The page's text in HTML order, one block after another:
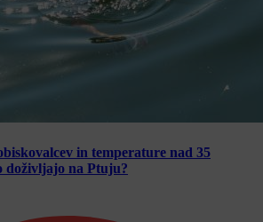
in temperature nad 35
doživljajo na Ptuju?